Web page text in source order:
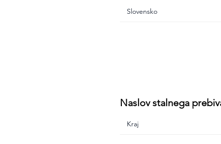
Naslov stalnega